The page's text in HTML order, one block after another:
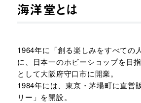
海洋堂とは
1964年に「創る楽しみをすべての
に、日本一のホビーショップを目
として大阪府守口市に開業。
1984年には、東京・茅場町に直営
リー」を開設。